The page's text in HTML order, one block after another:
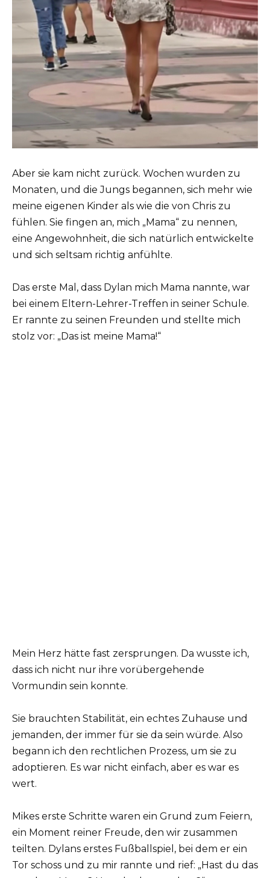
Aber sie kam nicht zurück. Wochen wurden zu
Monaten, und die Jungs begannen, sich mehr wie
meine eigenen Kinder als wie die von Chris zu
fühlen. Sie fingen an, mich „Mama“ zu nennen,
eine Angewohnheit, die sich natürlich entwickelte
und sich seltsam richtig anfühlte.
Das erste Mal, dass Dylan mich Mama nannte, war
bei einem Eltern-Lehrer-Treffen in seiner Schule.
Er rannte zu seinen Freunden und stellte mich
stolz vor: „Das ist meine Mama!“
Mein Herz hätte fast zersprungen. Da wusste ich,
dass ich nicht nur ihre vorübergehende
Vormundin sein konnte.
Sie brauchten Stabilität, ein echtes Zuhause und
jemanden, der immer für sie da sein würde. Also
begann ich den rechtlichen Prozess, um sie zu
adoptieren. Es war nicht einfach, aber es war es
wert.
Mikes erste Schritte waren ein Grund zum Feiern,
ein Moment reiner Freude, den wir zusammen
teilten. Dylans erstes Fußballspiel, bei dem er ein
Tor schoss und zu mir rannte und rief: „Hast du das